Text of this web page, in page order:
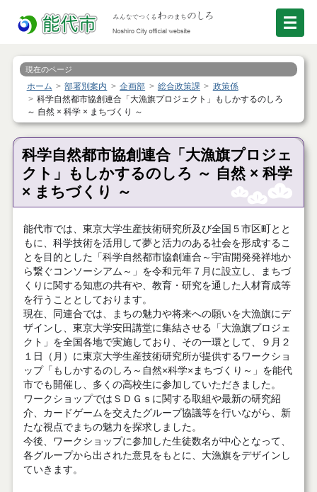
現在のページ
ホーム 部署別案内 企画部 総合政策課
政策係
科学自然都市協創連合「大漁旗プロジェクト」もしかするのしろ
～ 自然 × 科学 × まちづくり ～
科学自然都市協創連合「大漁旗プロジェ
クト」もしかするのしろ ～ 自然 × 科学
× まちづくり ～
能代市では、東京大学生産技術研究所及び全国５市区町とと
もに、科学技術を活用して夢と活力のある社会を形成するこ
とを目的とした「科学自然都市協創連合～宇宙開発発祥地か
ら繋ぐコンソーシアム～」を令和元年７月に設立し、まちづ
くりに関する知恵の共有や、教育・研究を通した人材育成等
を行うこととしております。
現在、同連合では、まちの魅力や将来への願いを大漁旗にデ
ザインし、東京大学安田講堂に集結させる「大漁旗プロジェ
クト」を全国各地で実施しており、その一環として、９月２
１日（月）に東京大学生産技術研究所が提供するワークショ
ップ「もしかするのしろ～自然×科学×まちづくり～」を能代
市でも開催し、多くの高校生に参加していただきました。
ワークショップではＳＤＧｓに関する取組や最新の研究紹
介、カードゲームを交えたグループ協議等を行いながら、新
たな視点でまちの魅力を探求しました。
今後、ワークショップに参加した生徒数名が中心となって、
各グループから出された意見をもとに、大漁旗をデザインし
ていきます。